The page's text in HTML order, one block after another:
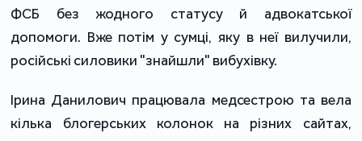
ФСБ без жодного статусу й адвокатської
допомоги. Вже потім у сумці, яку в неї вилучили,
російські силовики "знайшли" вибухівку.
Ірина Данилович працювала медсестрою та вела
кілька блогерських колонок на різних сайтах,